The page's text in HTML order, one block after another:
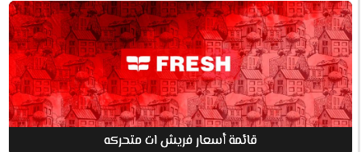
قائمة أسعار فريش ات متحركه